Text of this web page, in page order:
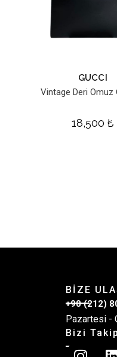
GUCCI
Vintage Deri Omuz
18,500 ₺
BİZE
+90 (212)
Pazartesi -
Bizi